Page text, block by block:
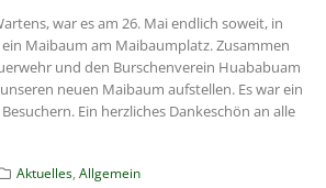
war es am 26. Mai endlich soweit, in
Maibaum am Maibaumplatz. Zusammen
und den Burschenverein Huababuam
neuen Maibaum aufstellen. Es war ein
Ein herzliches Dankeschön an alle
Aktuelles ,Allgemein